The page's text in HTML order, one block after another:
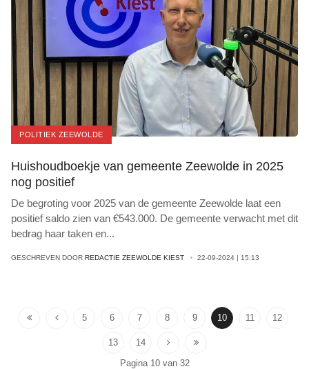
POLITIEK ZEEWOLDE
Huishoudboekje van gemeente Zeewolde in 2025
nog positief
De begroting voor 2025 van de gemeente Zeewolde laat een
positief saldo zien van €543.000. De gemeente verwacht met dit
bedrag haar taken en...
GESCHREVEN DOOR REDACTIE ZEEWOLDE KIEST 22-09-2024 | 15:13
5 6 7 8 9 10 11 12
13
14
Pagina 10 van 32